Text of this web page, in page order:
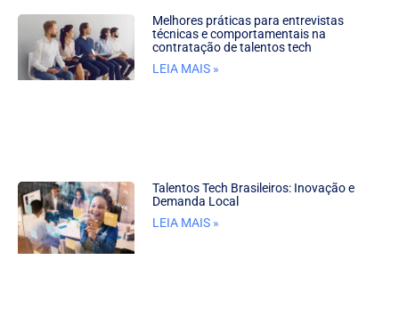
Melhores práticas para entrevistas
técnicas e comportamentais na
contratação de talentos tech
LEIA MAIS »
Talentos Tech Brasileiros: Inovação e
Demanda Local
LEIA MAIS »